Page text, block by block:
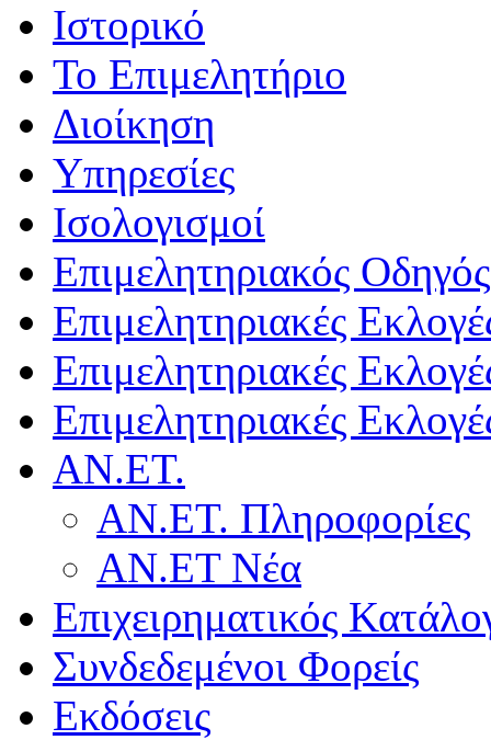
Ιστορικό
Το Επιμελητήριο
Διοίκηση
Υπηρεσίες
Ισολογισμοί
Επιμελητηριακός Οδηγός
Επιμελητηριακές
Επιμελητηριακές
Επιμελητηριακές
ΑΝ.ΕΤ.
ΑΝ.ΕΤ. Πληροφορίες
ΑΝ.ΕΤ Νέα
Επιχειρηματικός
Συνδεδεμένοι Φορείς
Εκδόσεις